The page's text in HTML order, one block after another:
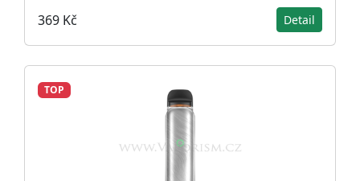
369 Kč Detail
TOP